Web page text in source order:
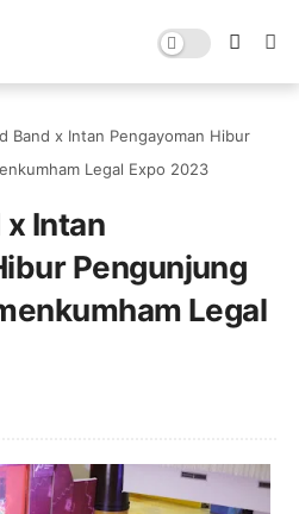
Band x Intan Pengayoman Hibur
Legal Expo 2023
x Intan
Pengunjung
Legal